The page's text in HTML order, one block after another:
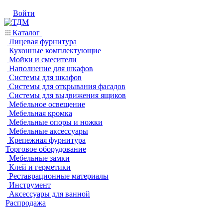
Войти
Каталог
Лицевая фурнитура
Кухонные комплектующие
Мойки и смесители
Наполнение для шкафов
Системы для шкафов
Системы для открывания фасадов
Системы для выдвижения ящиков
Мебельное освещение
Мебельная кромка
Мебельные опоры и ножки
Мебельные аксессуары
Крепежная фурнитура
Торговое оборудование
Мебельные замки
Клей и герметики
Реставрационные материалы
Инструмент
Аксессуары для ванной
Распродажа